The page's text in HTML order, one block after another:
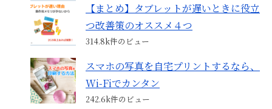
【まとめ】タブレットが遅いときに役立
つ改善策のオススメ４つ
314.8k件のビュー
スマホの写真を自宅プリントするなら、
Wi-Fiでカンタン
242.6k件のビュー